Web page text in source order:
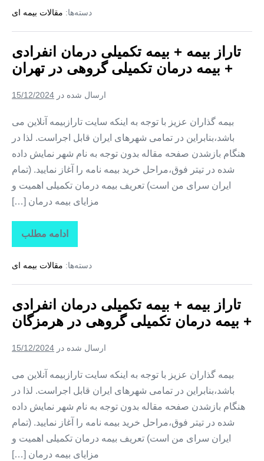
بیمه
درمان
+
بیمه
درمان
تکمیلی
در
دسته‌ها: مقالات بیمه ای
تاراز بیمه + بیمه تکمیلی درمان انفرادی
+ بیمه درمان تکمیلی گروهی در تهران
ارسال شده در 15/12/2024
بیمه گذاران عزیز با توجه به اینکه سایت تارازبیمه آنلاین می
باشد،بنابراین در تمامی شهرهای ایران قابل اجراست. لذا در
هنگام بازشدن صفحه مقاله بدون توجه به نام شهر نمایش داده
شده در تیتر فوق،مراحل خرید بیمه نامه را آغاز نمایید. (تمام
ایران سرای من است) تعریف بیمه درمان تکمیلی اهمیت و
مزایای بیمه درمان […]
ادامه مطلب
تاراز
بیمه
بیمه
درمان
+
بیمه
درمان
تکمیلی
در
دسته‌ها: مقالات بیمه ای
تاراز بیمه + بیمه تکمیلی درمان انفرادی
+ بیمه درمان تکمیلی گروهی در هرمزگان
ارسال شده در 15/12/2024
بیمه گذاران عزیز با توجه به اینکه سایت تارازبیمه آنلاین می
باشد،بنابراین در تمامی شهرهای ایران قابل اجراست. لذا در
هنگام بازشدن صفحه مقاله بدون توجه به نام شهر نمایش داده
شده در تیتر فوق،مراحل خرید بیمه نامه را آغاز نمایید. (تمام
ایران سرای من است) تعریف بیمه درمان تکمیلی اهمیت و
مزایای بیمه درمان […]